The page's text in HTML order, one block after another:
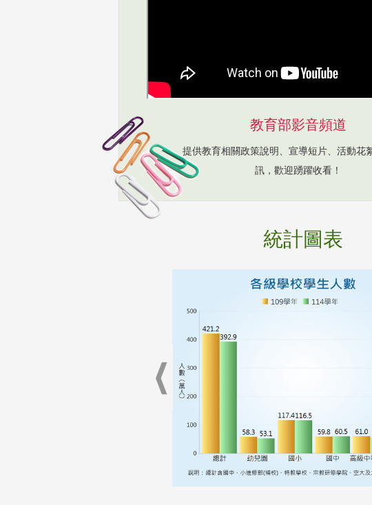
教育部影音頻道
提供教育相關政策說明、宣導短片、活動花
訊，歡迎踴躍收看！
統計圖表